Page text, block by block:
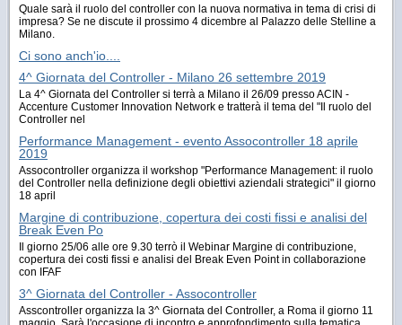
Quale sarà il ruolo del controller con la nuova normativa in tema di crisi di
impresa? Se ne discute il prossimo 4 dicembre al Palazzo delle Stelline a
Milano.
Ci sono anch'io....
4^ Giornata del Controller - Milano 26 settembre 2019
La 4^ Giornata del Controller si terrà a Milano il 26/09 presso ACIN -
Accenture Customer Innovation Network e tratterà il tema del "Il ruolo del
Controller nel
Performance Management - evento Assocontroller 18 aprile
2019
Assocontroller organizza il workshop "Performance Management: il ruolo
del Controller nella definizione degli obiettivi aziendali strategici" il giorno
18 april
Margine di contribuzione, copertura dei costi fissi e analisi del
Break Even Po
Il giorno 25/06 alle ore 9.30 terrò il Webinar Margine di contribuzione,
copertura dei costi fissi e analisi del Break Even Point in collaborazione
con IFAF
3^ Giornata del Controller - Assocontroller
Asscontroller organizza la 3^ Giornata del Controller, a Roma il giorno 11